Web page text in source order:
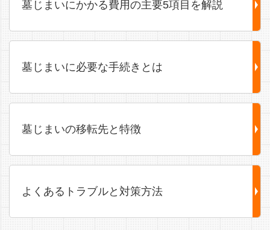
墓じまいにかかる費用の主要5項目を解説
墓じまいに必要な手続きとは
墓じまいの移転先と特徴
よくあるトラブルと対策方法